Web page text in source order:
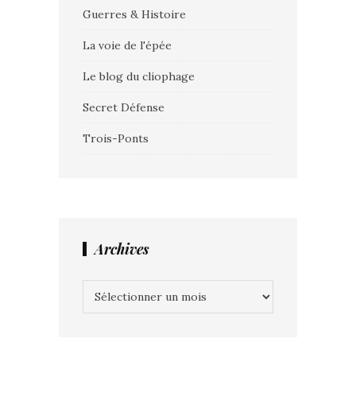
Guerres & Histoire
La voie de l'épée
Le blog du cliophage
Secret Défense
Trois-Ponts
Archives